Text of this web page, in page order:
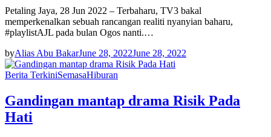
Petaling Jaya, 28 Jun 2022 – Terbaharu, TV3 bakal
memperkenalkan sebuah rancangan realiti nyanyian baharu,
#playlistAJL pada bulan Ogos nanti.…
byAlias Abu BakarJune 28, 2022June 28, 2022
Berita TerkiniSemasaHiburan
Gandingan mantap drama Risik Pada
Hati